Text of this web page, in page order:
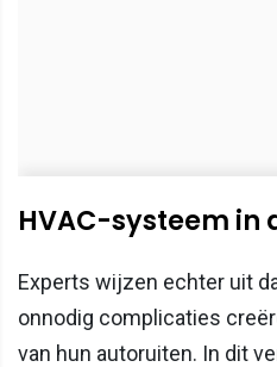
HVAC-systeem in
Experts wijzen echter uit
onnodig complicaties
van hun autoruiten. In dit